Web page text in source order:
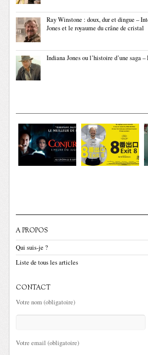
Ray Winstone : doux, dur et dingue –
Jones et le royaume du crâne de cristal
Indiana Jones ou l’histoire d’une saga
A PROPOS
Qui suis-je ?
Liste de tous les articles
CONTACT
Votre nom (obligatoire)
Votre email (obligatoire)